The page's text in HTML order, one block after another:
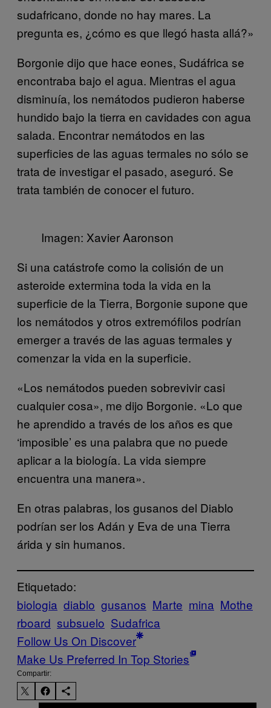
sudafricano, donde no hay mares. La
pregunta es, ¿cómo es que llegó hasta allá?»
Borgonie dijo que hace eones, Sudáfrica se
encontraba bajo el agua. Mientras el agua
disminuía, los nemátodos pudieron haberse
hundido bajo la tierra en cavidades con agua
salada. Encontrar nemátodos en las
superficies de las aguas termales no sólo se
trata de investigar el pasado, aseguró. Se
trata también de conocer el futuro.
Imagen: Xavier Aaronson
Si una catástrofe como la colisión de un
asteroide extermina toda la vida en la
superficie de la Tierra, Borgonie supone que
los nemátodos y otros extremófilos podrían
emerger a través de las aguas termales y
comenzar la vida en la superficie.
«Los nemátodos pueden sobrevivir casi
cualquier cosa», me dijo Borgonie. «Lo que
he aprendido a través de los años es que
‘imposible’ es una palabra que no puede
aplicar a la biología. La vida siempre
encuentra una manera».
En otras palabras, los gusanos del Diablo
podrían ser los Adán y Eva de una Tierra
árida y sin humanos.
Etiquetado:
biologia diablo gusanos Marte mina Mothe
rboard subsuelo Sudafrica
Follow Us On Discover
Make Us Preferred In Top Stories
Compartir: